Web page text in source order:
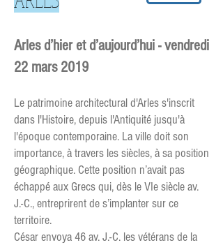
Arles d’hier et d’aujourd’hui - vendredi
22 mars 2019
Le patrimoine architectural d'Arles s'inscrit
dans l'Histoire, depuis l'Antiquité jusqu'à
l'époque contemporaine. La ville doit son
importance, à travers les siècles, à sa position
géographique. Cette position n’avait pas
échappé aux Grecs qui, dès le VIe siècle av.
J.-C., entreprirent de s’implanter sur ce
territoire.
César envoya 46 av. J.-C. les vétérans de la